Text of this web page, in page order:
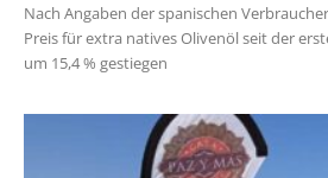
Nach Angaben der spanischen
Preis für extra natives Olivenöl seit der
um 15,4 % gestiegen